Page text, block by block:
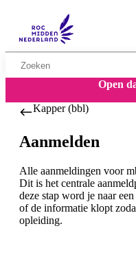
Zoekwoord
Open
Kapper (bbl)
Aanmelden
Alle aanmeldingen voor
Dit is het centrale
deze stap word je naar
of de informatie klopt
opleiding.